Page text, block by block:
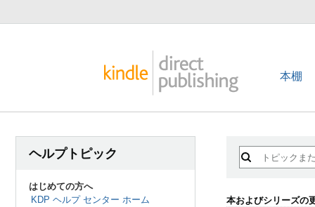
本棚
ヘルプトピック
はじめての方へ
KDP ヘルプ センター ホーム
本およびシリーズの